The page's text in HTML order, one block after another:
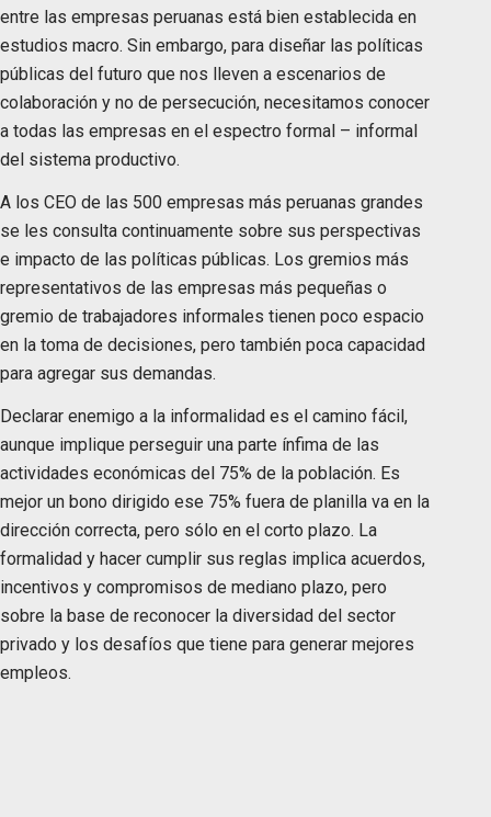
entre las empresas peruanas está bien establecida en
estudios macro. Sin embargo, para diseñar las políticas
públicas del futuro que nos lleven a escenarios de
colaboración y no de persecución, necesitamos conocer
a todas las empresas en el espectro formal – informal
del sistema productivo.
A los CEO de las 500 empresas más peruanas grandes
se les consulta continuamente sobre sus perspectivas
e impacto de las políticas públicas. Los gremios más
representativos de las empresas más pequeñas o
gremio de trabajadores informales tienen poco espacio
en la toma de decisiones, pero también poca capacidad
para agregar sus demandas.
Declarar enemigo a la informalidad es el camino fácil,
aunque implique perseguir una parte ínfima de las
actividades económicas del 75% de la población. Es
mejor un bono dirigido ese 75% fuera de planilla va en la
dirección correcta, pero sólo en el corto plazo. La
formalidad y hacer cumplir sus reglas implica acuerdos,
incentivos y compromisos de mediano plazo, pero
sobre la base de reconocer la diversidad del sector
privado y los desafíos que tiene para generar mejores
empleos.